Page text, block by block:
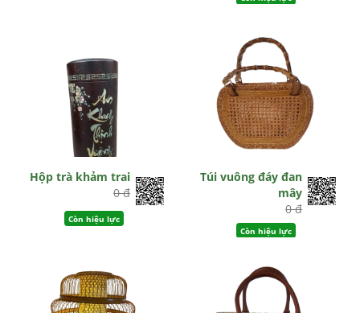
Hộp trà khảm trai
0 đ
Còn hiệu lực
Túi vuông đáy đan
mây
0 đ
Còn hiệu lực